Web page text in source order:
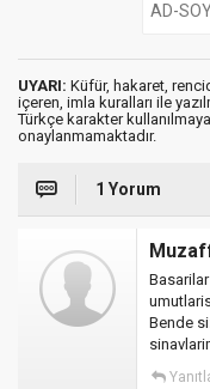
UYARI: Küfür, hakaret,
içeren, imla kuralları ile
Türkçe karakter
onaylanmamaktadır.
1 Yorum
Bende